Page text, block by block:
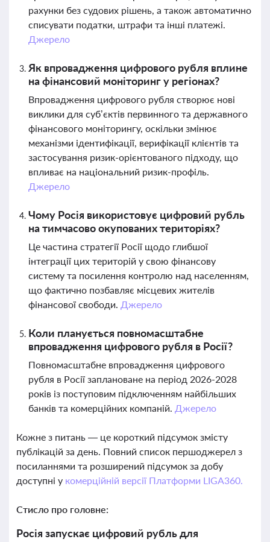
рахунки без судових рішень, а також автоматично
списувати податки, штрафи та інші платежі.
Джерело
Як впровадження цифрового рубля вплине
на фінансовий моніторинг у регіонах?
Впровадження цифрового рубля створює нові
виклики для суб’єктів первинного та державного
фінансового моніторингу, оскільки змінює
механізми ідентифікації, верифікації клієнтів та
застосування ризик-орієнтованого підходу, що
впливає на національний ризик-профіль.
Джерело
Чому Росія використовує цифровий рубль
на тимчасово окупованих територіях?
Це частина стратегії Росії щодо глибшої
інтеграції цих територій у свою фінансову
систему та посилення контролю над населенням,
що фактично позбавляє місцевих жителів
фінансової свободи. Джерело
Коли планується повномасштабне
впровадження цифрового рубля в Росії?
Повномасштабне впровадження цифрового
рубля в Росії заплановане на період 2026-2028
років із поступовим підключенням найбільших
банків та комерційних компаній. Джерело
Кожне з питань — це короткий підсумок змісту
публікацій за день. Повний список першоджерел з
посиланнями та розширений підсумок за добу
доступні у комерційній версії Платформи LIGA360.
Стисло про головне:
Росія запускає цифровий рубль для